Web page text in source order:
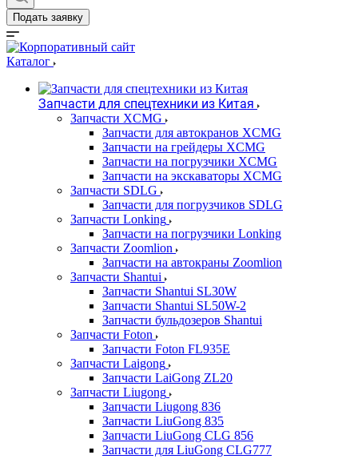
Подать заявку
Каталог
Запчасти для спецтехники из Китая
Запчасти XCMG
Запчасти для автокранов XCMG
Запчасти на грейдеры XCMG
Запчасти на погрузчики XCMG
Запчасти на экскаваторы XCMG
Запчасти SDLG
Запчасти для погрузчиков SDLG
Запчасти Lonking
Запчасти на погрузчики Lonking
Запчасти Zoomlion
Запчасти на автокраны Zoomlion
Запчасти Shantui
Запчасти Shantui SL30W
Запчасти Shantui SL50W-2
Запчасти бульдозеров Shantui
Запчасти Foton
Запчасти Foton FL935E
Запчасти Laigong
Запчасти LaiGong ZL20
Запчасти Liugong
Запчасти Liugong 836
Запчасти LiuGong 835
Запчасти LiuGong CLG 856
Запчасти для LiuGong CLG777